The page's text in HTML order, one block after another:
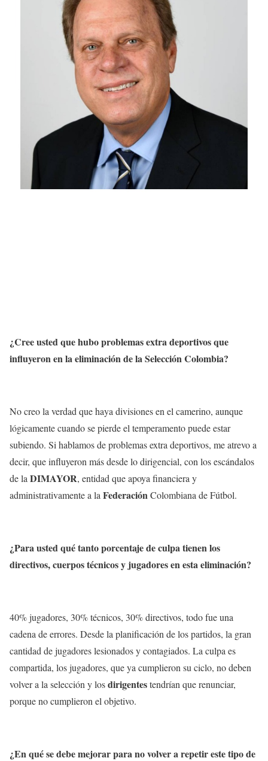
¿Cree usted que hubo problemas extra deportivos que
influyeron en la eliminación de la Selección Colombia?
No creo la verdad que haya divisiones en el camerino, aunque
lógicamente cuando se pierde el temperamento puede estar
subiendo. Si hablamos de problemas extra deportivos, me atrevo a
decir, que influyeron más desde lo dirigencial, con los escándalos
de la DIMAYOR, entidad que apoya financiera y
administrativamente a la FederaciónColombiana de Fútbol.
¿Para usted qué tanto porcentaje de culpa tienen los
directivos, cuerpos técnicos y jugadores en esta eliminación?
40% jugadores, 30% técnicos, 30% directivos, todo fue una
cadena de errores. Desde la planificación de los partidos, la gran
cantidad de jugadores lesionados y contagiados. La culpa es
compartida, los jugadores, que ya cumplieron su ciclo, no deben
volver a la selección y losdirigentestendrían que renunciar,
porque no cumplieron el objetivo.
¿En qué se debe mejorar para no volver a repetir este tipo de